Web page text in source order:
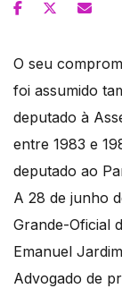
O seu
foi assumido
deputado à
entre 1983 e
deputado ao
A 28 de junho
Grande-Oficial
Emanuel
Advogado de